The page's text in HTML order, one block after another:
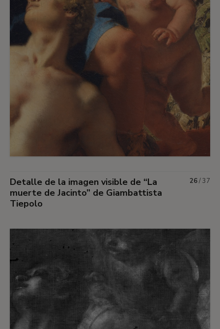
Detalle de la imagen visible de “La
muerte de Jacinto” de Giambattista
Tiepolo
26/37